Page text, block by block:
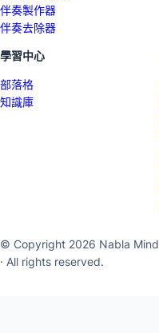
伴奏製作器
伴奏去除器
學習中心
部落格
知識庫
© Copyright 2026 Nabla Mind
· All rights reserved.